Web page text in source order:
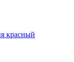
красный